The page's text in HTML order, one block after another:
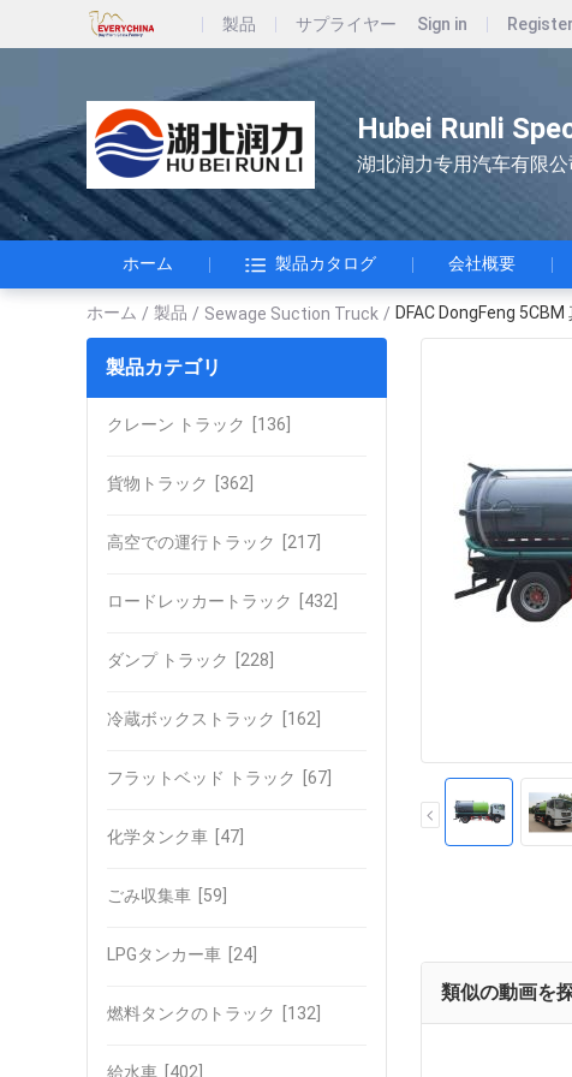
製品 サプライヤー Sign in Register
Hubei Runli
湖北润力专用汽车有限公
ホーム 製品カタログ 会社概要
ホーム / 製品 / Sewage Suction Truck / DFAC DongFeng
製品カテゴリ
クレーン トラック [136]
貨物トラック [362]
高空での運行トラック [217]
ロードレッカートラック [432]
ダンプ トラック [228]
冷蔵ボックストラック [162]
フラットベッド トラック [67]
化学タンク車 [47]
ごみ収集車 [59]
LPGタンカー車 [24]
燃料タンクのトラック [132]
給水車 [402]
類似の動画を